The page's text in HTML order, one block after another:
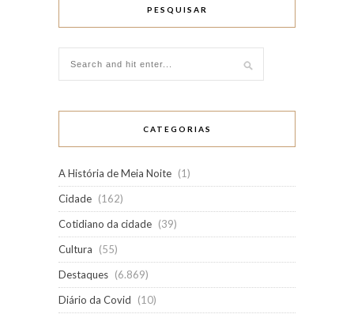
PESQUISAR
CATEGORIAS
A História de Meia Noite (1)
Cidade (162)
Cotidiano da cidade (39)
Cultura
(55)
Destaques (6.869)
Diário da Covid
(10)